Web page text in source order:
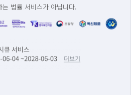
법률 서비스가 아닙니다.